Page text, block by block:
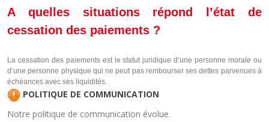
A quelles situations répond l’état de
cessation des paiements ?
La cessation des paiements est le statut juridique d’une personne morale ou
d’une personne physique qui ne peut pas rembourser ses dettes parvenues à
échéances avec ses liquidités.
POLITIQUE DE COMMUNICATION
Notre politique de communication évolue.